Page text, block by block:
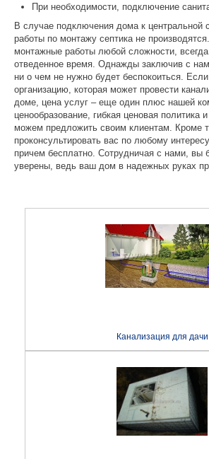
При необходимости, подключение
В случае подключения дома к центральной
работы по монтажу септика не
монтажные работы любой сложности,
отведенное время. Однажды заключив с
ни о чем не нужно будет беспокоиться.
организацию, которая может провести
доме, ценауслуг – еще один плюс нашей
ценообразование, гибкая ценовая политика
можем предложить своим клиентам. Кроме
проконсультировать вас по любому
причем бесплатно. Сотрудничая с нами, вы
уверены, ведь ваш дом в надежных руках
Канализация для дачи